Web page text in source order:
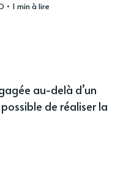
• 1 min à lire
au-delà d’un
de réaliser la